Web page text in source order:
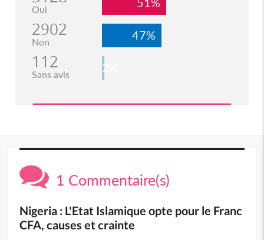
Oui
2902
Non 47%
112
Sans avis 2%
1 Commentaire(s)
Nigeria : L'Etat Islamique opte pour le Franc
CFA, causes et crainte